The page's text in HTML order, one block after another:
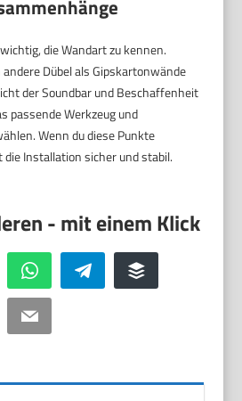
die Wandart zu kennen.
Dübel als Gipskartonwände
der Soundbar und Beschaffenheit
passende Werkzeug und
Wenn du diese Punkte
Installation sicher und stabil.
WhatsApp Telegram Buffer
Email